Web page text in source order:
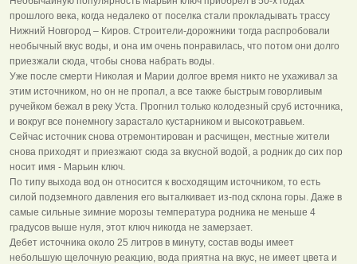
прошлого века, когда недалеко от поселка стали прокладывать трассу
Нижний Новгород – Киров. Строители-дорожники тогда распробовали
необычный вкус воды, и она им очень понравилась, что потом они долго
приезжали сюда, чтобы снова набрать воды.
Уже после смерти Николая и Марии долгое время никто не ухаживал за
этим источником, но он не пропал, а все также быстрым говорливым
ручейком бежал в реку Уста. Прогнил только колодезный сруб источника,
и вокруг все понемногу зарастало кустарником и высокотравьем.
Сейчас источник снова отремонтирован и расчищен, местные жители
снова приходят и приезжают сюда за вкусной водой, а родник до сих пор
носит имя - Марьин ключ.
По типу выхода вод он относится к восходящим источником, то есть
силой подземного давления его выталкивает из-под склона горы. Даже в
самые сильные зимние морозы температура родника не меньше 4
градусов выше нуля, этот ключ никогда не замерзает.
Дебет источника около 25 литров в минуту, состав воды имеет
небольшую щелочную реакцию, вода приятна на вкус, не имеет цвета и